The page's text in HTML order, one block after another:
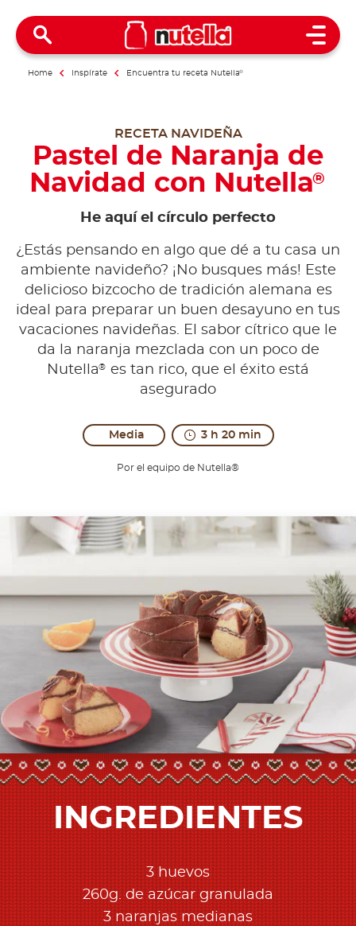
Open
Home Inspírate Encuentra tu receta Nutella®
RECETA NAVIDEÑA
Pastel de Naranja de
Navidad con Nutella®
He aquí el círculo perfecto
¿Estás pensando en algo que dé a tu casa un
ambiente navideño? ¡No busques más! Este
delicioso bizcocho de tradición alemana es
ideal para preparar un buen desayuno en tus
vacaciones navideñas. El sabor cítrico que le
da la naranja mezclada con un poco de
Nutella® es tan rico, que el éxito está
asegurado
Media 3 h 20 min
Por el equipo de Nutella®
INGREDIENTES
3 huevos
260g. de azúcar granulada
3 naranjas medianas